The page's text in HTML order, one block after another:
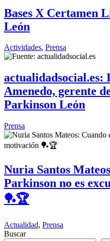
Bases X Certamen
León
Actividades, Prensa
actualidadsocial.es:
Amenedo, gerente
Parkinson León
Prensa
Nuria Santos
Parkinson no es
🏓🏆
Actualidad, Prensa
Buscar